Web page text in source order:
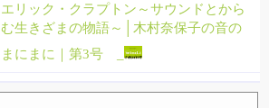
エリック・クラプトン～サウンドとから
む生きざまの物語～│木村奈保子の音の
まにまに｜第3号 _